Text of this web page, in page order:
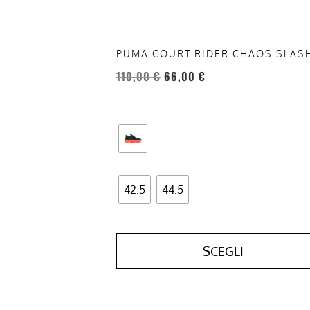
PUMA COURT RIDER CHAOS
110,00€ 66,00 €
42.5 44.5
SCEGLI
del
prodotto